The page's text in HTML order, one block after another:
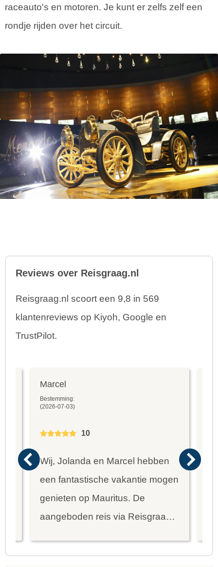
raceauto's en motoren. Je kunt er zelfs zelf een
rondje rijden over het circuit.
Reviews over Reisgraag.nl
Reisgraag.nl scoort een 9,8 in 569
klantenreviews op Kiyoh, Google en
TrustPilot.
Marcel
Bestemming:
(2026-07-03)
10
Wij, Jolanda en Marcel hebben
een fantastische vakantie mogen
genieten op Mauritus. De
aangeboden reis via Reisgraag
mooie dingen van het eiland te